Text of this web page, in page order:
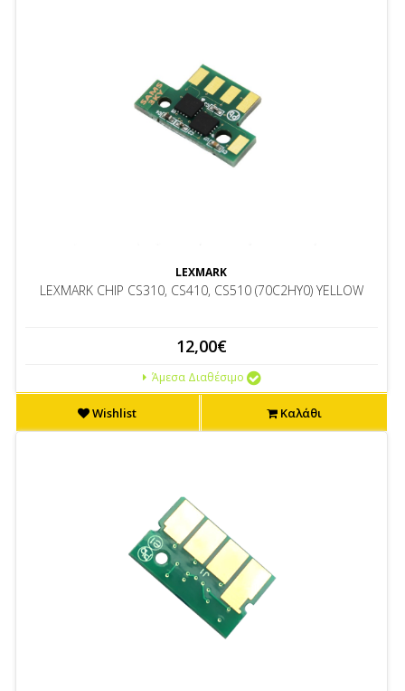
LEXMARK
LEXMARK CHIP CS310, CS410, CS510 (70C2HY0) YELLOW
12,00€
Άμεσα Διαθέσιμο
Wishlist Καλάθι